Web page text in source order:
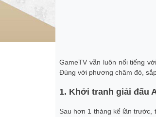
GameTV vẫn luôn nổi tiếng
Đúng với phương châm đó,
1. Khởi tranh giải đấu
Sau hơn 1 tháng kể lần